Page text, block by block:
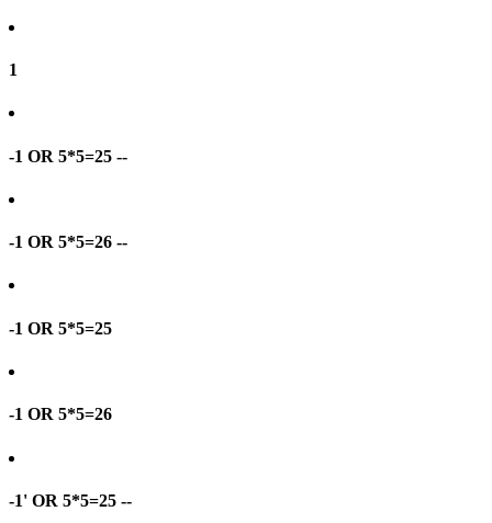
1
-1 OR 5*5=25 --
-1 OR 5*5=26 --
-1 OR 5*5=25
-1 OR 5*5=26
-1' OR 5*5=25 --